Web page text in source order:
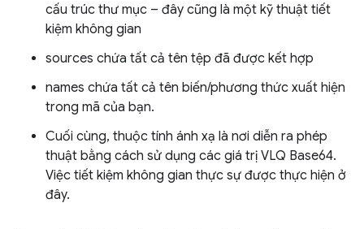
cấu trúc thư mục – đây cũng là một kỹ thuật tiết
kiệm không gian
sources chứa tất cả tên tệp đã được kết hợp
names chứa tất cả tên biến/phương thức xuất hiện
trong mã của bạn.
Cuối cùng, thuộc tính ánh xạ là nơi diễn ra phép
thuật bằng cách sử dụng các giá trị VLQ Base64.
Việc tiết kiệm không gian thực sự được thực hiện ở
đây.